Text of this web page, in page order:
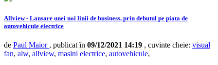
Allview - Lansare unei noi linii de business, prin debutul pe piata de
autovehicule electrice
de Paul Maior , publicat în 09/12/2021 14:19 , cuvinte cheie: visual
fan, alw, allview, masini electrice, autovehicule,